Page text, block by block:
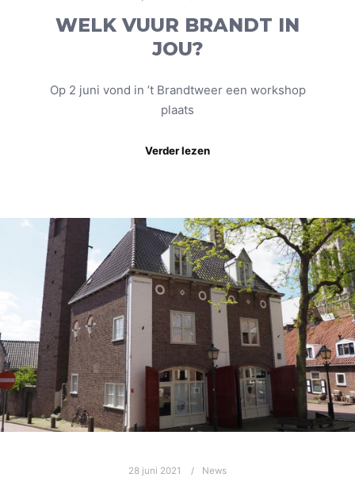
WELK VUUR BRANDT IN
JOU?
Op 2 juni vond in ’t Brandtweer een workshop
plaats
Verder lezen
28 juni 2021 News